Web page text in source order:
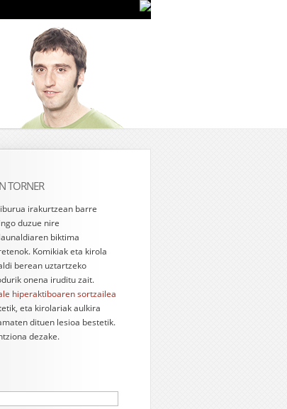
TORNER
irakurtzean barre
duzue nire
biktima
Komikiak eta kirola
berean uztartzeko
onena iruditu zait.
hiperaktiboaren sortzailea
eta kirolariak aulkira
dituen lesioa bestetik.
dezake.